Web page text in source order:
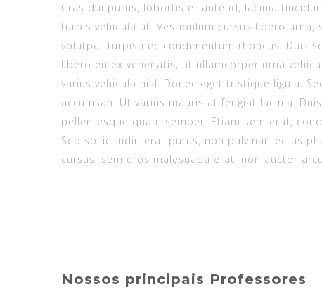
Cras dui purus, lobortis et ante id, lacinia
turpis vehicula ut. Vestibulum cursus libero
volutpat turpis nec condimentum rhoncus. Duis
libero eu ex venenatis, ut ullamcorper urna
varius vehicula nisl. Donec eget tristique ligula.
accumsan. Ut varius mauris at feugiat lacinia.
pellentesque quam semper. Etiam sem erat,
Sed sollicitudin erat purus, non pulvinar lectus
cursus, sem eros malesuada erat, non auctor
Nossos principais Professores